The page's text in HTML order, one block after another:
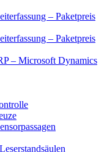
– Paketpreis
– Paketpreis
– Microsoft Dynamics